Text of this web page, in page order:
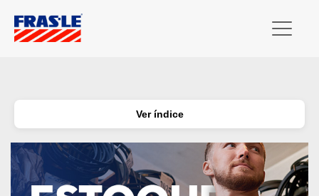
Ver índice